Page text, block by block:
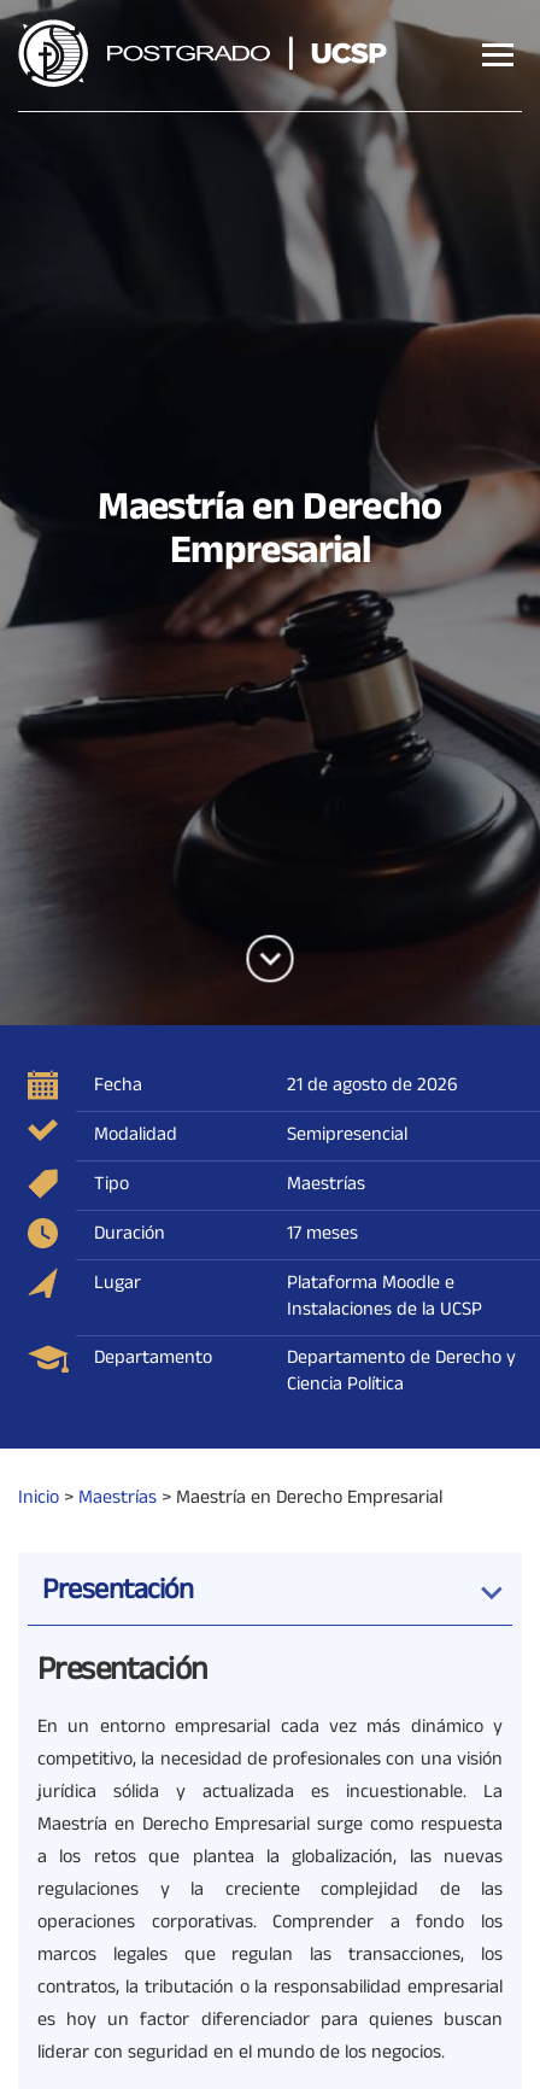
Saltar
contenido
Maestría en Derecho
Empresarial
Fecha
21 de agosto de 2026
Modalidad
Semipresencial
Tipo
Maestrías
Duración
17 meses
Lugar
Plataforma Moodle e
Instalaciones de la UCSP
Departamento
Departamento de Derecho y
Ciencia Política
Inicio>Maestrías>Maestría en Derecho Empresarial
Presentación
Presentación
En un entorno empresarial cada vez más dinámico y
competitivo, la necesidad de profesionales con una visión
jurídica sólida y actualizada es incuestionable. La
Maestría en Derecho Empresarial surge como respuesta
a los retos que plantea la globalización, las nuevas
regulaciones y la creciente complejidad de las
operaciones corporativas. Comprender a fondo los
marcos legales que regulan las transacciones, los
contratos, la tributación o la responsabilidad empresarial
es hoy un factor diferenciador para quienes buscan
liderar con seguridad en el mundo de los negocios.